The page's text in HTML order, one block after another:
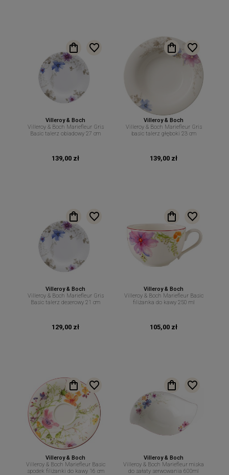
Villeroy & Boch
Villeroy & Boch Mariefleur Gris
Basic talerz obiadowy 27 cm
139,00 zł
Villeroy & Boch
Villeroy & Boch Mariefleur Gris
basic talerz głęboki 23 cm
139,00 zł
Villeroy & Boch
Villeroy & Boch Mariefleur Gris
Basic talerz deserowy 21 cm
129,00 zł
Villeroy & Boch
Villeroy & Boch Mariefleur Basic
filiżanka do kawy 250 ml
105,00 zł
Villeroy & Boch
Villeroy & Boch Mariefleur Basic
spodek filiżanki do kawy 16 cm
Villeroy & Boch
Villeroy & Boch Mariefleur miska
do sałaty serwowania 600ml